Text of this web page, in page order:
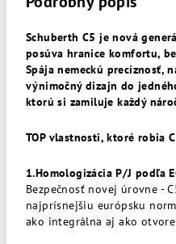
Schuberth C5 je nová
posúva hranice komfortu,
Spája nemeckú precíznosť,
výnimočný dizajn do
ktorú si zamiluje každý
TOP vlastnosti, ktoré robia
1.Homologizácia P/J podľa
Bezpečnosť novej úrovne -
najprísnejšiu európsku
ako integrálna aj ako